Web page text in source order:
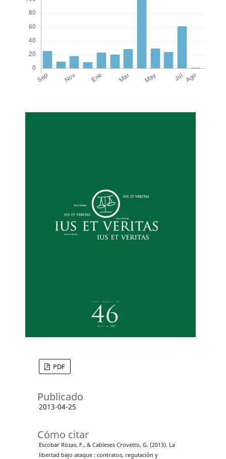
PDF
Publicado
2013-04-25
Cómo citar
Escobar Rozas, F., & Cabieses Crovetto, G. (2013). La
libertad bajo ataque : contratos, regulación y